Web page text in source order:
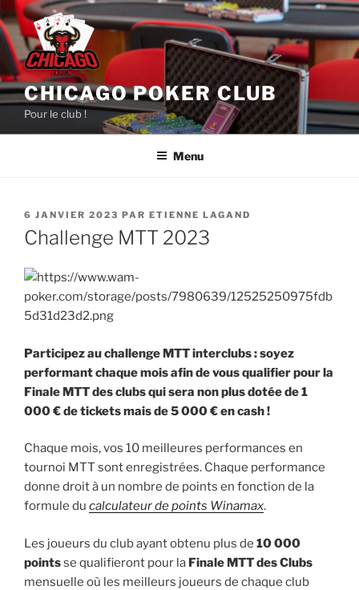
Aller
au
contenu
principal
CHICAGO POKER CLUB
Pour le club !
Menu
PUBLIÉ
LE
6 JANVIER 2023 PAR ETIENNE LAGAND
Challenge MTT 2023
Participez au challenge MTT interclubs : soyez
performant chaque mois afin de vous qualifier pour la
Finale MTT des clubs qui sera non plus dotée de 1
000 € de tickets mais de 5 000 € en cash !
Chaque mois, vos 10 meilleures performances en
tournoi MTT sont enregistrées. Chaque performance
donne droit à un nombre de points en fonction de la
formule du calculateur de points Winamax.
Les joueurs du club ayant obtenu plus de 10 000
pointsse qualifieront pour la Finale MTT des Clubs
mensuelle où les meilleurs joueurs de chaque club